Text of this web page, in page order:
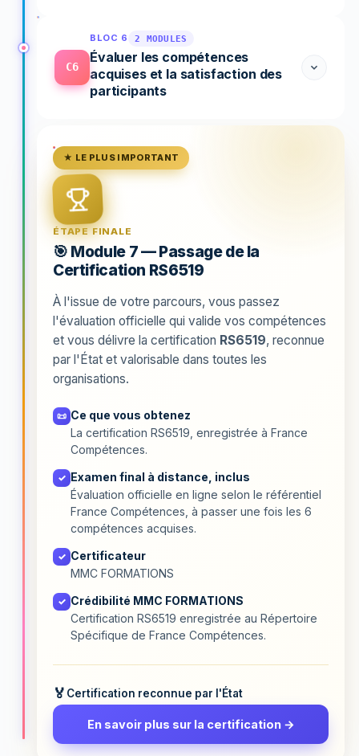
C6
BLOC 6 2 MODULES
Évaluer les compétences
acquises et la satisfaction des
participants
★ LE PLUS IMPORTANT
ÉTAPE FINALE
🎯 Module 7 — Passage de la
Certification RS6519
À l'issue de votre parcours, vous passez
l'évaluation officielle qui valide vos compétences
et vous délivre la certification RS6519, reconnue
par l'État et valorisable dans toutes les
organisations.
📜 Ce que vous obtenez
La certification RS6519, enregistrée à France
Compétences.
✓ Examen final à distance, inclus
Évaluation officielle en ligne selon le référentiel
France Compétences, à passer une fois les 6
compétences acquises.
✓ Certificateur
MMC FORMATIONS
✓ Crédibilité MMC FORMATIONS
Certification RS6519 enregistrée au Répertoire
Spécifique de France Compétences.
Certification reconnue par l'État
En savoir plus sur la certification →